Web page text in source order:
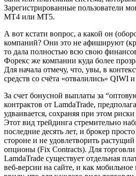
Зарегистрированные пользователи
МТ4 или МТ5.
А вот кстати вопрос, а какой он
компаний? Они это не афишируют
то дала полностью всю свою
Форекс же компании куда более
Для начала отмечу, что, увы, в
средств со счёта «отвалились» QIWI
За счет бонусной выплаты за
контрактов от LamdaTrade,
удваивается, сохраняя при этом
Этот вид трейдинга стремительно
последние десять лет, и брокер
стороне и не удовлетворить
опционы (Fix Contracts). Для
LamdaTrade существует отдельная
веб-версии на сайте, и как